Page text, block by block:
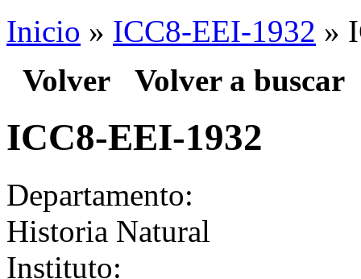
Inicio » ICC8-EEI-1932 »
Volver Volver a buscar
ICC8-EEI-1932
Departamento:
Historia Natural
Instituto: